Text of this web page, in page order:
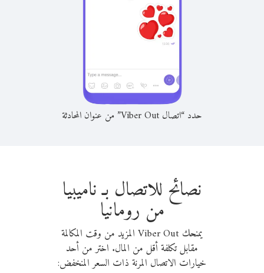
حدد “اتصال Viber Out” من عنوان المحادثة
نصائح للاتصال بـ ناميبيا
من رومانيا
يمنحك Viber Out المزيد من وقت المكالمة
مقابل تكلفة أقل من المال. اختر من أحد
خيارات الاتصال المرنة ذات السعر المنخفض: